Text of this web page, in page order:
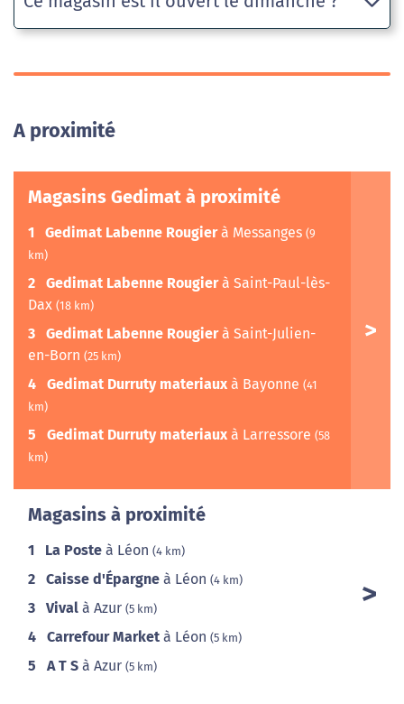
A proximité
Magasins Gedimat à proximité
1 Gedimat Labenne Rougierà Messanges (9
km)
2 Gedimat Labenne Rougierà Saint-Paul-lès-
Dax (18 km)
3 Gedimat Labenne Rougierà Saint-Julien-
en-Born (25 km)
4 Gedimat Durruty materiaux à Bayonne (41
km)
5 Gedimat Durruty materiaux à Larressore (58
km)
Magasins à proximité
1 La Poste à Léon (4 km)
2 Caisse d'Épargne à Léon (4 km)
3 Vival à Azur (5 km)
4 Carrefour Market à Léon (5 km)
5 A T S à Azur (5 km)